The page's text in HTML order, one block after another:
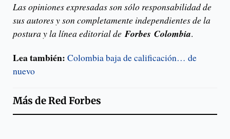
Las opiniones expresadas son sólo responsabilidad de
sus autores y son completamente independientes de la
postura y la línea editorial deForbes Colombia.
Lea también: Colombia baja de calificación… de
nuevo
Más deRed Forbes